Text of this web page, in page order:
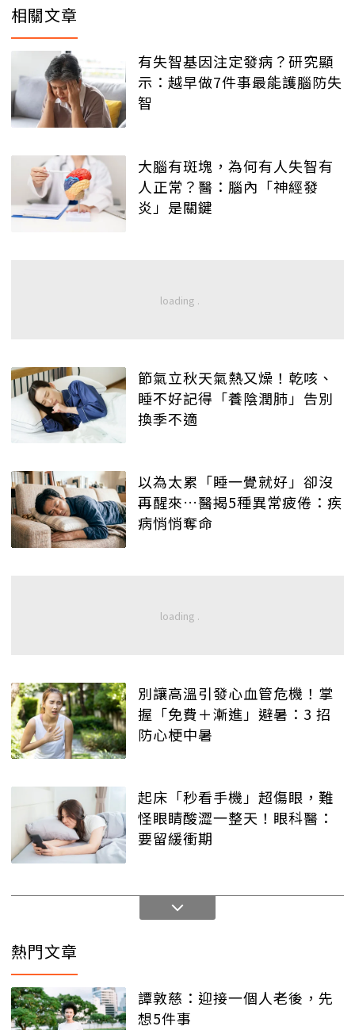
相關文章
有失智基因注定發病？研究顯
示：越早做7件事最能護腦防失
智
大腦有斑塊，為何有人失智有
人正常？醫：腦內「神經發
炎」是關鍵
節氣立秋天氣熱又燥！乾咳、
睡不好記得「養陰潤肺」告別
換季不適
以為太累「睡一覺就好」卻沒
再醒來…醫揭5種異常疲倦：疾
病悄悄奪命
別讓高溫引發心血管危機！掌
握「免費＋漸進」避暑：3 招
防心梗中暑
起床「秒看手機」超傷眼，難
怪眼睛酸澀一整天！眼科醫：
要留緩衝期
熱門文章
譚敦慈：迎接一個人老後，先
想5件事